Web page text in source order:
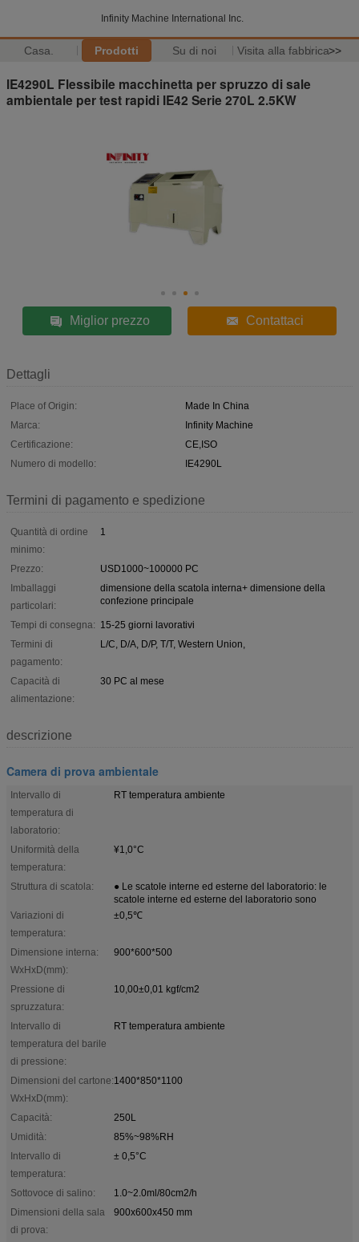
Infinity Machine International Inc.
Casa. Prodotti Su di noi Visita alla fabbrica>>
IE4290L Flessibile macchinetta per spruzzo di sale
ambientale per test rapidi IE42 Serie 270L 2.5KW
Miglior prezzo Contattaci
Dettagli
Place of Origin:
Made In China
Marca:
Infinity Machine
Certificazione:
CE,ISO
Numero di modello:
IE4290L
Termini di pagamento e spedizione
Quantità di ordine
minimo:
1
Prezzo:
USD1000~100000 PC
Imballaggi
particolari:
dimensione della scatola interna+ dimensione della
confezione principale
Tempi di consegna: 15-25 giorni lavorativi
Termini di
pagamento:
L/C, D/A, D/P, T/T, Western Union,
Capacità di
alimentazione:
30 PC al mese
descrizione
Camera di prova ambientale
Intervallo di
temperatura di
laboratorio:
RT temperatura ambiente
Uniformità della
temperatura:
¥1,0°C
Struttura di scatola:
● Le scatole interne ed esterne del laboratorio: le
scatole interne ed esterne del laboratorio sono
Variazioni di
temperatura:
±0,5℃
Dimensione interna:
WxHxD(mm):
900*600*500
Pressione di
spruzzatura:
10,00±0,01 kgf/cm2
Intervallo di
temperatura del barile
di pressione:
RT temperatura ambiente
Dimensioni del cartone:
WxHxD(mm):
1400*850*1100
Capacità:
250L
Umidità:
85%~98%RH
Intervallo di
temperatura:
± 0,5°C
Sottovoce di salino:
1.0~2.0ml/80cm2/h
Dimensioni della sala
di prova:
900x600x450 mm